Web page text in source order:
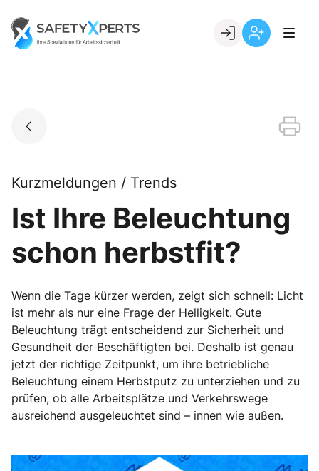
content
Go to landing page.
Kurzmeldungen / Trends
Ist Ihre Beleuchtung
schon herbstfit?
Wenn die Tage kürzer werden, zeigt sich schnell: Licht
ist mehr als nur eine Frage der Helligkeit. Gute
Beleuchtung trägt entscheidend zur Sicherheit und
Gesundheit der Beschäftigten bei. Deshalb ist genau
jetzt der richtige Zeitpunkt, um ihre betriebliche
Beleuchtung einem Herbstputz zu unterziehen und zu
prüfen, ob alle Arbeitsplätze und Verkehrswege
ausreichend ausgeleuchtet sind – innen wie außen.